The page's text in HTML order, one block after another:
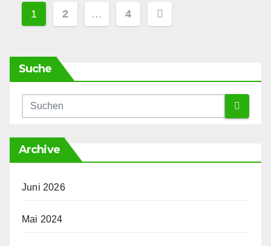
Seitennummerierung
der
Beiträge
1 2 … 4
Suche
Archive
Juni 2026
Mai 2024